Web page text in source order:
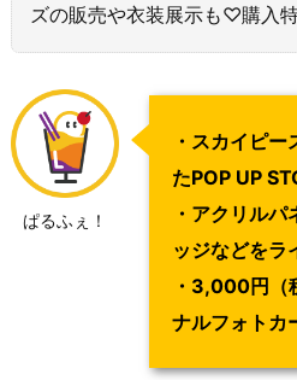
ズの販売や衣装展示も♡購入
ぱるふぇ！
・スカイピ
たPOP UP
・アクリル
ッジなどをラ
・3,000円（
ナルフォトカ